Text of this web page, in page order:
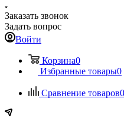
Заказать звонок
Задать вопрос
Войти
Корзина0
Избранные товары0
Сравнение товаров0